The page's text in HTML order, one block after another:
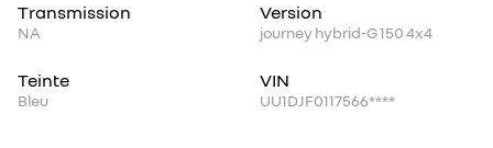
Transmission
NA
Version
journey hybrid-G 150 4x4
Teinte
Bleu
VIN
UU1DJF0117566****